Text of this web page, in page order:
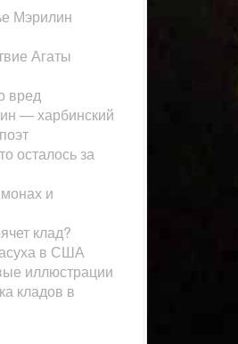
Мэрилин
Агаты
вред
— харбинский
осталось за
и
клад?
в США
иллюстрации
кладов в